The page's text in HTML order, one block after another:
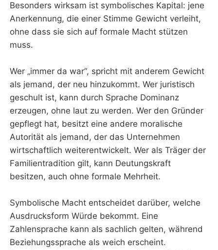
Besonders wirksam ist symbolisches Kapital: jene
Anerkennung, die einer Stimme Gewicht verleiht,
ohne dass sie sich auf formale Macht stützen
muss.
Wer „immer da war“, spricht mit anderem Gewicht
als jemand, der neu hinzukommt. Wer juristisch
geschult ist, kann durch Sprache Dominanz
erzeugen, ohne laut zu werden. Wer den Gründer
gepflegt hat, besitzt eine andere moralische
Autorität als jemand, der das Unternehmen
wirtschaftlich weiterentwickelt. Wer als Träger der
Familientradition gilt, kann Deutungskraft
besitzen, auch ohne formale Mehrheit.
Symbolische Macht entscheidet darüber, welche
Ausdrucksform Würde bekommt. Eine
Zahlensprache kann als sachlich gelten, während
Beziehungssprache als weich erscheint.